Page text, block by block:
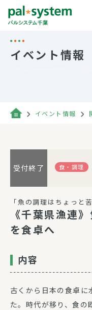
イベント情報
イベント情報
受付終了 食・調理
「魚の調理はちょっと
《千葉県漁連
を食卓へ
内容
古くから日本の食卓に
た。時代が移り、食の